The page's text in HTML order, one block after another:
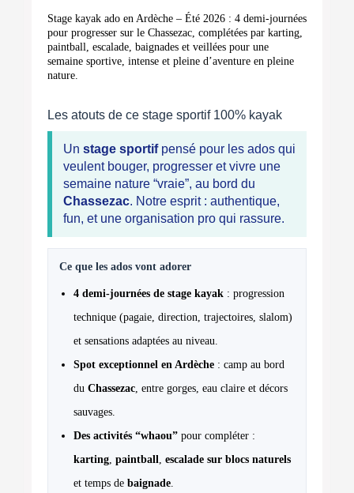
Stage kayak ado en Ardèche – Été 2026 : 4 demi-journées
pour progresser sur le Chassezac, complétées par karting,
paintball, escalade, baignades et veillées pour une
semaine sportive, intense et pleine d’aventure en pleine
nature.
Les atouts de ce stage sportif 100% kayak
Un stage sportifpensé pour les ados qui
veulent bouger, progresser et vivre une
semaine nature “vraie”, au bord du
Chassezac. Notre esprit : authentique,
fun, et une organisation pro qui rassure.
Ce que les ados vont adorer
4 demi-journées de stage kayak : progression
technique (pagaie, direction, trajectoires, slalom)
et sensations adaptées au niveau.
Spot exceptionnel en Ardèche : camp au bord
du Chassezac, entre gorges, eau claire et décors
sauvages.
Des activités “whaou” pour compléter :
karting, paintball, escalade sur blocs naturels
et temps de baignade.